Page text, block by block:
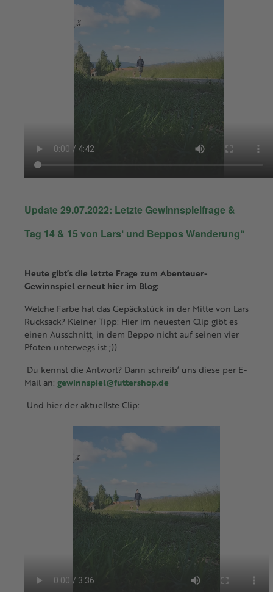
Update 29.07.2022: Letzte Gewinnspielfrage &
Tag 14 & 15 von Lars‘ und Beppos Wanderung“
Heute gibt’s die letzte Frage zum Abenteuer-
Gewinnspiel erneut hier im Blog:
Welche Farbe hat das Gepäckstück in der Mitte von Lars
Rucksack? Kleiner Tipp: Hier im neuesten Clip gibt es
einen Ausschnitt, in dem Beppo nicht auf seinen vier
Pfoten unterwegs ist ;))
Du kennst die Antwort? Dann schreib‘ uns diese per E-
Mail an: gewinnspiel@futtershop.de
Und hier der aktuellste Clip: